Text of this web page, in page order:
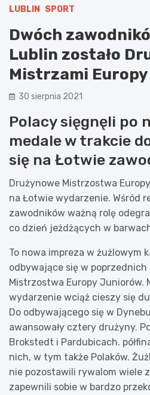
LUBLIN SPORT
Dwóch
Lublin zostało
Mistrzami Europy
30 sierpnia 2021
Polacy sięgnęli po
medale w trakcie
się na Łotwie
Drużynowe Mistrzostwa
na Łotwie wydarzenie. Wśród
zawodników ważną rolę
co dzień jeżdżących w
To nowa impreza w żużlowym
odbywające się w
Mistrzostwa Europy Juniorów.
wydarzenie wciąż cieszy się
Do odbywającego się w
awansowały cztery drużyny.
Brokstedt i Pardubicach.
nich, w tym także Polaków.
nie pozostawili rywalom wiele
zapewnili sobie w bardzo